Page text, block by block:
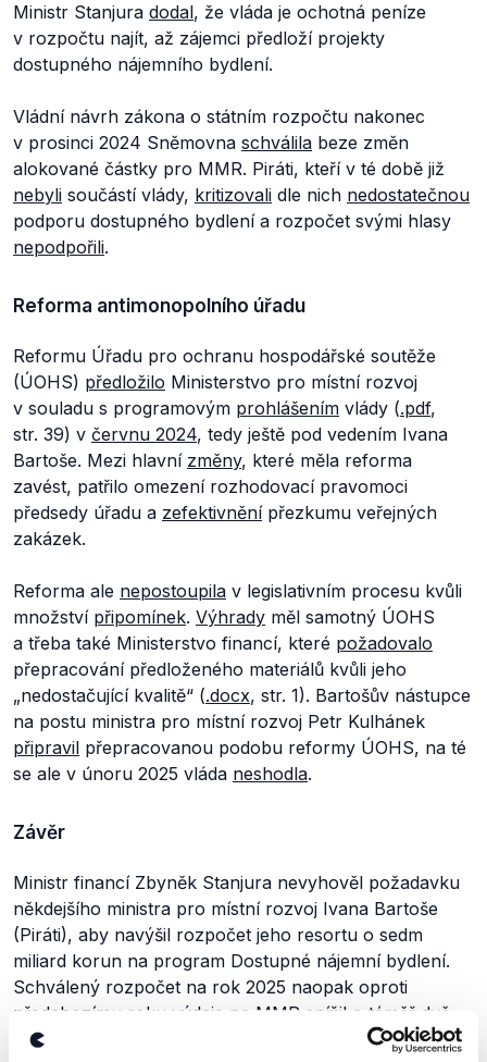
Ministr Stanjura dodal, že vláda je ochotná peníze
v rozpočtu najít, až zájemci předloží projekty
dostupného nájemního bydlení.
Vládní návrh zákona o státním rozpočtu nakonec
v prosinci 2024 Sněmovna schválila beze změn
alokované částky pro MMR. Piráti, kteří v té době již
nebyli součástí vlády, kritizovali dle nich nedostatečnou
podporu dostupného bydlení a rozpočet svými hlasy
nepodpořili.
Reforma antimonopolního úřadu
Reformu Úřadu pro ochranu hospodářské soutěže
(ÚOHS) předložilo Ministerstvo pro místní rozvoj
v souladu s programovým prohlášením vlády (.pdf,
str. 39) v červnu 2024, tedy ještě pod vedením Ivana
Bartoše. Mezi hlavní změny, které měla reforma
zavést, patřilo omezení rozhodovací pravomoci
předsedy úřadu a zefektivněnípřezkumu veřejných
zakázek.
Reforma ale nepostoupila v legislativním procesu kvůli
množství připomínek. Výhrady měl samotný ÚOHS
a třeba také Ministerstvo financí, které požadovalo
přepracování předloženého materiálů kvůli jeho
„nedostačující kvalitě“ (.docx, str. 1). Bartošův nástupce
na postu ministra pro místní rozvoj Petr Kulhánek
připravil přepracovanou podobu reformy ÚOHS, na té
se ale v únoru 2025 vláda neshodla.
Závěr
Ministr financí Zbyněk Stanjura nevyhověl požadavku
někdejšího ministra pro místní rozvoj Ivana Bartoše
(Piráti), aby navýšil rozpočet jeho resortu o sedm
miliard korun na program Dostupné nájemní bydlení.
Schválený rozpočet na rok 2025 naopak oproti
předchozímu roku výdaje na MMR snížil o téměř dvě
miliardy korun. Ministerstvo financí nesouhlasilo ani